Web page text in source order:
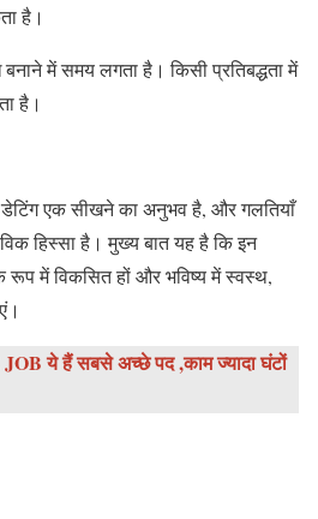
है।
में समय लगता है। किसी प्रतिबद्धता में
है।
एक सीखने का अनुभव है, और गलतियाँ
हिस्सा है। मुख्य बात यह है कि इन
में विकसित हों और भविष्य में स्वस्थ,
ये हैं सबसे अच्छे पद ,काम ज्यादा घंटों